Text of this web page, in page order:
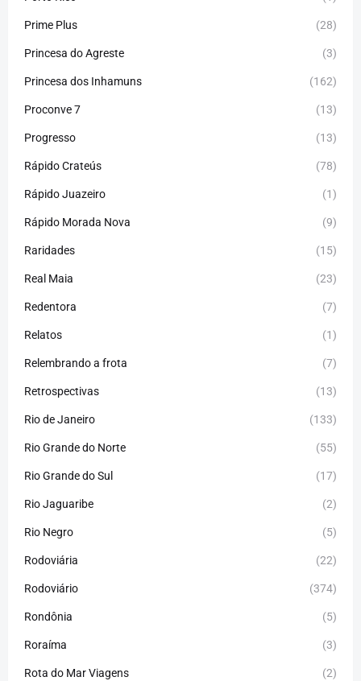
Prime Plus (28)
Princesa do Agreste (3)
Princesa dos Inhamuns (162)
Proconve 7 (13)
Progresso (13)
Rápido Crateús (78)
Rápido Juazeiro (1)
Rápido Morada Nova (9)
Raridades (15)
Real Maia (23)
Redentora (7)
Relatos (1)
Relembrando a frota (7)
Retrospectivas (13)
Rio de Janeiro (133)
Rio Grande do Norte (55)
Rio Grande do Sul (17)
Rio Jaguaribe (2)
Rio Negro (5)
Rodoviária (22)
Rodoviário (374)
Rondônia (5)
Roraíma (3)
Rota do Mar Viagens (2)